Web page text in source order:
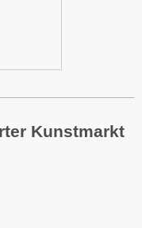
Kunstmarkt